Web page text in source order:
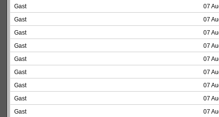
Gast
07
Gast
07
Gast
07
Gast
07
Gast
07
Gast
07
Gast
07
Gast
07
Gast
07